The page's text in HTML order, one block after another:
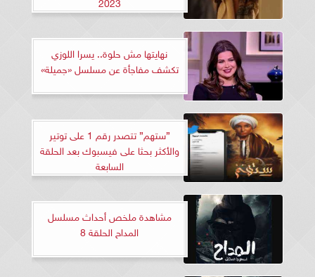
نهايتها مش حلوة.. يسرا اللوزي
تكشف مفاجأة عن مسلسل «جميلة»
”ستهم” تتصدر رقم 1 على توتير
والأكثر بحثا على فيسبوك بعد الحلقة
السابعة
مشاهدة ملخص أحداث مسلسل
المداح الحلقة 8